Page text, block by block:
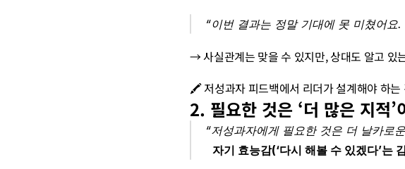
“이번 결과는 정말 기대에 못 미쳤어
→ 사실관계는 맞을 수 있지만, 상대도 알고 있
🖍️ 저성과자 피드백에서 리더가 설계해야 하는
2. 필요한 것은 ‘더 많은 지적’
“저성과자에게 필요한 것은 더 날카로
자기 효능감(‘다시 해볼 수 있겠다’는